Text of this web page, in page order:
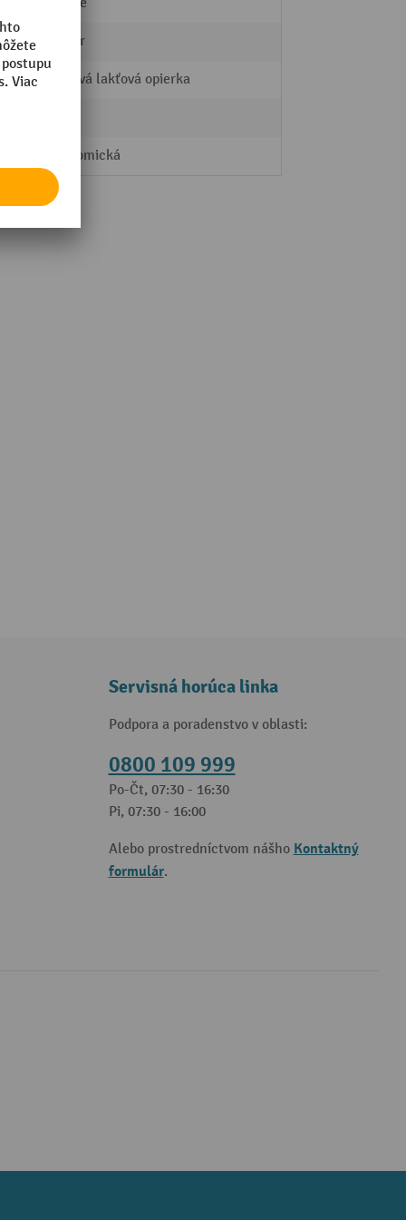
Štartér
Kruhová lakťová opierka
ergonomická
Servisná horúca linka
Podpora a poradenstvo v oblasti:
0800 109 999
Po-Čt, 07:30 - 16:30
Pi, 07:30 - 16:00
Alebo prostredníctvom nášho Kontaktný
formulár.